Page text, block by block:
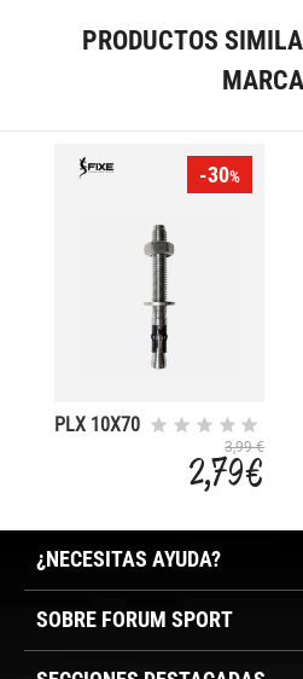
PRODUCTOS
-30%
PLX 10X70
3,99 €
2,79 €
¿NECESITAS AYUDA?
SOBRE FORUM SPORT